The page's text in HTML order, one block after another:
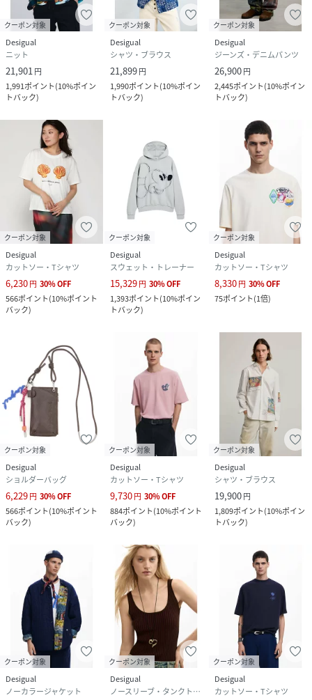
クーポン対象
Desigual
ニット
21,901円
1,991ポイント(10%ポイン
トバック)
クーポン対象
Desigual
シャツ・ブラウス
21,899円
1,990ポイント(10%ポイン
トバック)
クーポン対象
Desigual
ジーンズ・デニムパンツ
26,900円
2,445ポイント(10%ポイン
トバック)
クーポン対象
Desigual
カットソー・Tシャツ
6,230円 30%OFF
566ポイント(10%ポイント
バック)
クーポン対象
Desigual
スウェット・トレーナー
15,329円 30%OFF
1,393ポイント(10%ポイン
トバック)
クーポン対象
Desigual
カットソー・Tシャツ
8,330円 30%OFF
75ポイント(1倍)
クーポン対象
Desigual
ショルダーバッグ
6,229円 30%OFF
566ポイント(10%ポイント
バック)
クーポン対象
Desigual
カットソー・Tシャツ
9,730円 30%OFF
884ポイント(10%ポイント
バック)
クーポン対象
Desigual
シャツ・ブラウス
19,900円
1,809ポイント(10%ポイン
トバック)
クーポン対象
Desigual
ノーカラージャケット
クーポン対象
Desigual
ノースリーブ・タンクトップ
クーポン対象
Desigual
カットソー・Tシャツ